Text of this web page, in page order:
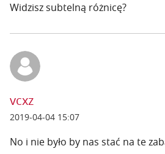
Widzisz subtelną różnicę?
vcxz
2019-04-04 15:07
No i nie było by nas stać na te